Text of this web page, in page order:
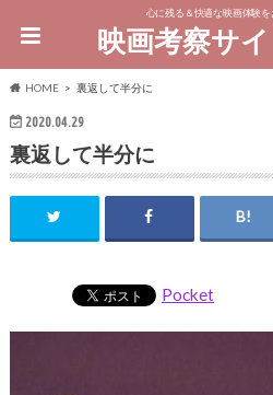
心に残る＆快適な映画体験
映画考察サ
HOME 裏返して半分に
2020.04.29
裏返して半分に
Pocket